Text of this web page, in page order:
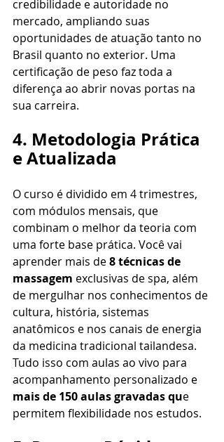
credibilidade e autoridade no
mercado, ampliando suas
oportunidades de atuação tanto no
Brasil quanto no exterior. Uma
certificação de peso faz toda a
diferença ao abrir novas portas na
sua carreira.
4. Metodologia Prática
e Atualizada
O curso é dividido em 4 trimestres,
com módulos mensais, que
combinam o melhor da teoria com
uma forte base prática. Você vai
aprender mais de 8 técnicas de
massagem exclusivas de spa, além
de mergulhar nos conhecimentos de
cultura, história, sistemas
anatômicos e nos canais de energia
da medicina tradicional tailandesa.
Tudo isso com aulas ao vivo para
acompanhamento personalizado e
mais de 150 aulas gravadas que
permitem flexibilidade nos estudos.